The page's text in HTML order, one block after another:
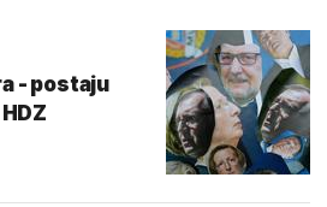
- postaju